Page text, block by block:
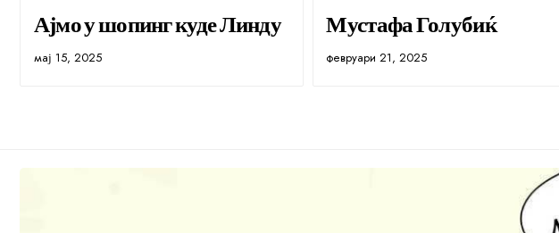
Ајмо у шопинг куде Линду
мај 15, 2025
Мустафа Голубиќ
февруари 21, 2025